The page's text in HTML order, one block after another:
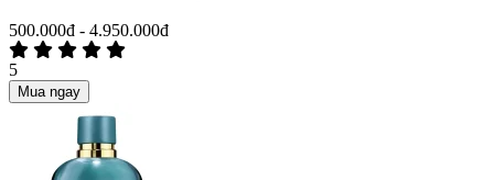
500.000đ - 4.950.000đ
5
Mua ngay